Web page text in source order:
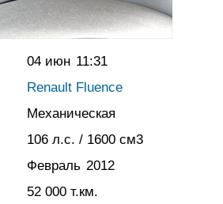
04 июн 11:31
Renault Fluence
Механическая
106 л.с. / 1600 см3
Февраль 2012
52 000 т.км.